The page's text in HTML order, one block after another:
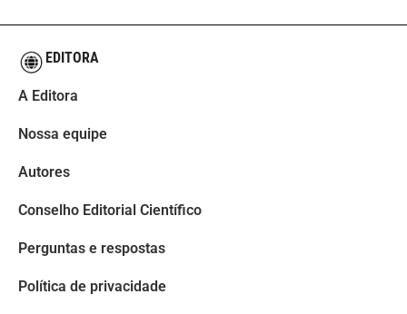
EDITORA
A Editora
Nossa equipe
Autores
Conselho Editorial Científico
Perguntas e respostas
Política de privacidade